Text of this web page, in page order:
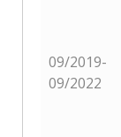
09/2019-
09/2022